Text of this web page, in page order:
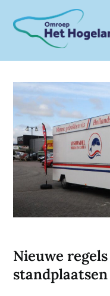
content
Nieuwe
standplaatsen